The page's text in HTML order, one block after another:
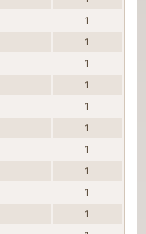
1
1
1
1
1
1
1
1
1
1